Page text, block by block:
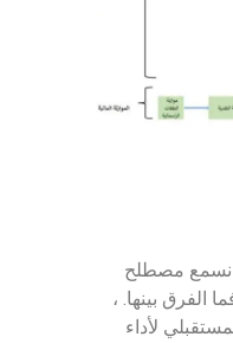
نسمع مصطلح
الفرق بينها. ،
لأداء